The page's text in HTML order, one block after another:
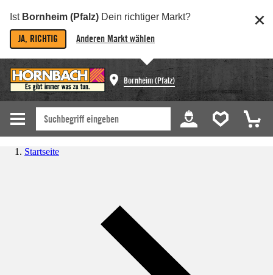
Ist Bornheim (Pfalz) Dein richtiger Markt?
JA, RICHTIG Anderen Markt wählen
Bornheim (Pfalz)
Startseite